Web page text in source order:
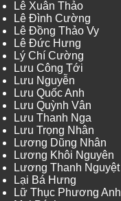
Lê Xuân Thảo
Lê Đình Cường
Lê Đồng Thảo Vy
Lê Đức Hưng
Lý Chí Cường
Lưu Công Tới
Lưu Nguyễn
Lưu Quốc Anh
Lưu Quỳnh Vân
Lưu Thanh Nga
Lưu Trọng Nhân
Lương Dũng Nhân
Lương Khôi Nguyên
Lương Thanh Nguyệt
Lại Bá Hưng
Lữ Thục Phương Anh